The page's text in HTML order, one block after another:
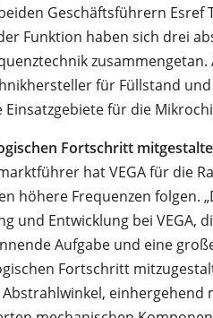
Geschäftsführern Esref
Funktion haben sich drei
für Füllstand
Einsatzgebiete für die
Fortschritt
hat VEGA für die
höhere Frequenzen folgen.
und Entwicklung bei VEGA,
Aufgabe und eine
Fortschritt